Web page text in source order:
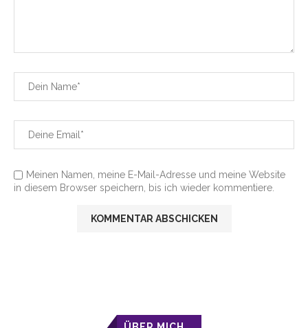
Meinen Namen, meine E-Mail-Adresse und meine Website
in diesem Browser speichern, bis ich wieder kommentiere.